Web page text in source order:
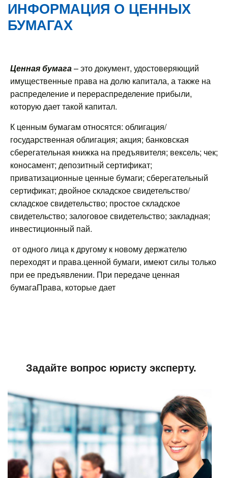
ИНФОРМАЦИЯ О ЦЕННЫХ
БУМАГАХ
Ценная бумага– это документ, удостоверяющий
имущественные права на долю капитала, а также на
распределение и перераспределение прибыли,
которую дает такой капитал.
К ценным бумагам относятся: облигация/
государственная облигация; акция; банковская
сберегательная книжка на предъявителя; вексель; чек;
коносамент; депозитный сертификат;
приватизационные ценные бумаги; сберегательный
сертификат; двойное складское свидетельство/
складское свидетельство; простое складское
свидетельство; залоговое свидетельство; закладная;
инвестиционный пай.
от одного лица к другому к новому держателю
переходят и права.ценной бумаги, имеют силы только
при ее предъявлении. При передаче ценная
бумагаПрава, которые дает
Задайте вопрос юристу эксперту.